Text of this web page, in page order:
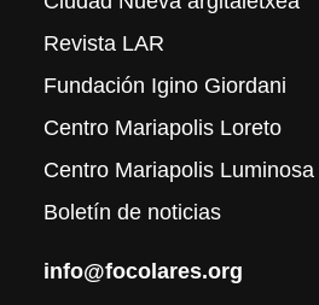
Revista LAR
Fundación Igino Giordani
Centro Mariapolis Loreto
Centro Mariapolis Luminosa
Boletín de noticias
info@focolares.org